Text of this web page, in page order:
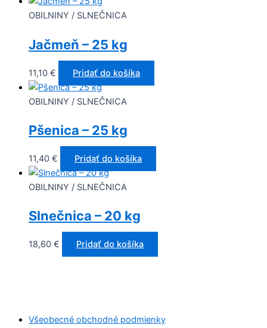
OBILNINY / SLNEČNICA
Jačmeň – 25 kg
11,10 € Pridať do košíka
OBILNINY / SLNEČNICA
Pšenica – 25 kg
11,40 € Pridať do košíka
OBILNINY / SLNEČNICA
Slnečnica – 20 kg
18,60 € Pridať do košíka
Všeobecné obchodné podmienky